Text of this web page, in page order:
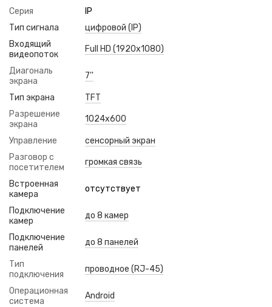
Серия
IP
Тип сигнала
цифровой (IP)
Входящий
видеопоток
Full HD (1920x1080)
Диагональ
экрана
7''
Тип экрана
TFT
Разрешение
экрана
1024x600
Управление
сенсорный экран
Разговор с
посетителем
громкая связь
Встроенная
камера
отсутствует
Подключение
камер
до 8 камер
Подключение
панелей
до 8 панелей
Тип
подключения
проводное (RJ-45)
Операционная
система
Android